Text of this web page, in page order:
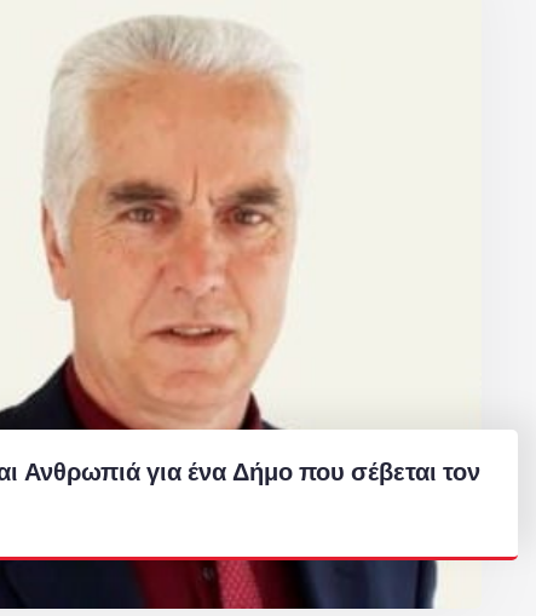
Ανθρωπιά για ένα Δήμο που σέβεται τον